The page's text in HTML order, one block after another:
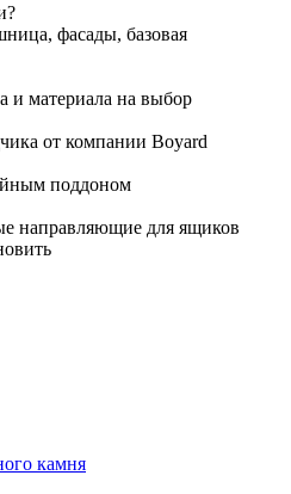
фасады, базовая
и материала на выбор
от компании Boyard
поддоном
направляющие для ящиков
камня